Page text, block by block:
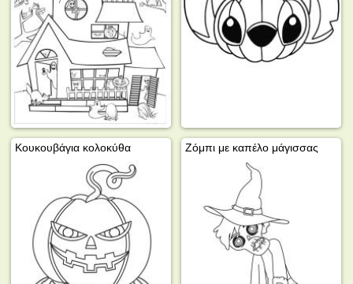
Κουκουβάγια κολοκύθα Ζόμπι με καπέλο μάγισσας